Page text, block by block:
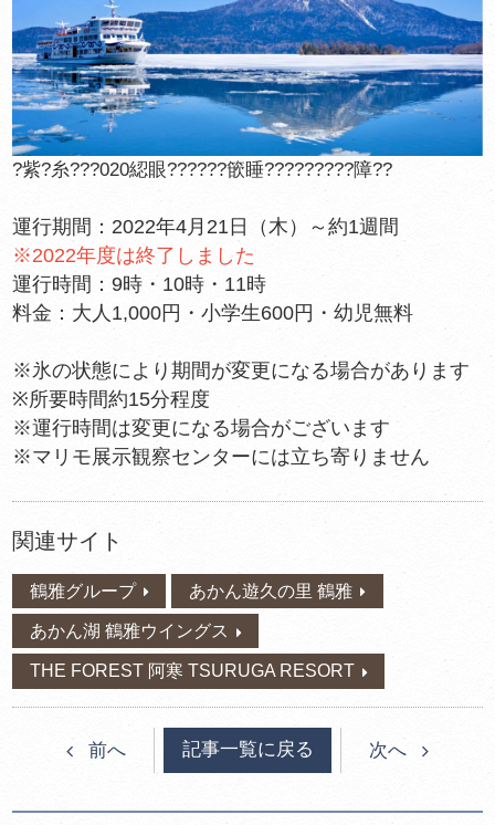
?紫?糸???020綛眼??????篏睡?????????障??
運行期間：2022年4月21日（木）～約1週間
※2022年度は終了しました
運行時間：9時・10時・11時
料金：大人1,000円・小学生600円・幼児無料
※氷の状態により期間が変更になる場合があります
※所要時間約15分程度
※運行時間は変更になる場合がございます
※マリモ展示観察センターには立ち寄りません
関連サイト
鶴雅グループ あかん遊久の里 鶴雅
あかん湖 鶴雅ウイングス
THE FOREST 阿寒 TSURUGA RESORT
前へ 記事一覧に戻る 次へ